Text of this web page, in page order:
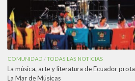
COMUNIDAD /TODAS LAS NOTICIAS
La música, arte y literatura de Ecuador
La Mar de Músicas